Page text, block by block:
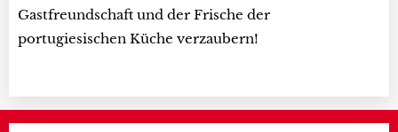
Gastfreundschaft und der Frische der
portugiesischen Küche verzaubern!